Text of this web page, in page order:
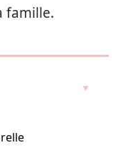
famille.